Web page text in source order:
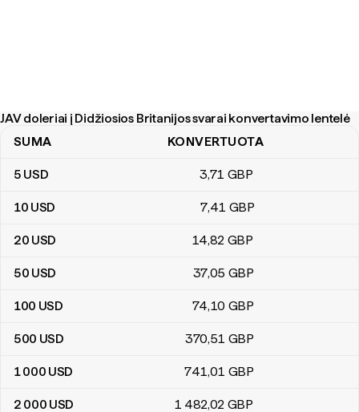
JAV doleriai į Didžiosios Britanijos svarai konvertavimo lentelė
JAV doleriai į Didžiosios Britanijos svarai konvertavimo lentelė
SUMA KONVERTUOTA
5 USD 3,71 GBP
10 USD 7,41 GBP
20 USD 14,82 GBP
50 USD 37,05 GBP
100 USD 74,10 GBP
500 USD 370,51 GBP
1 000 USD 741,01 GBP
2 000 USD 1 482,02 GBP